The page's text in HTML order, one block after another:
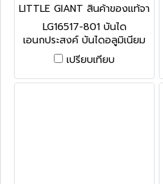
LITTLE GIANT สินค้าของแท้จา
กโรงงานผู้ผลิต LG16517-801
LG16517-801 บันได
เอนกประสงค์ บันไดอลูมิเนียม
ขนาด 17 ฟุต LEVELER M17
LITTLE GIANT
เปรียบเทียบ